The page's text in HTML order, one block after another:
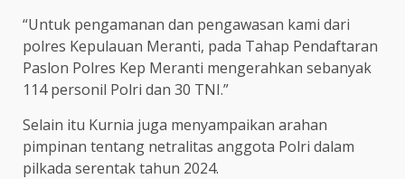
“Untuk pengamanan dan pengawasan kami dari
polres Kepulauan Meranti, pada Tahap Pendaftaran
Paslon Polres Kep Meranti mengerahkan sebanyak
114 personil Polri dan 30 TNI.”
Selain itu Kurnia juga menyampaikan arahan
pimpinan tentang netralitas anggota Polri dalam
pilkada serentak tahun 2024.